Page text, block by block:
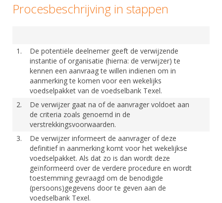
Procesbeschrijving in stappen
1.
De potentiële deelnemer geeft de verwijzende
instantie of organisatie (hierna: de verwijzer) te
kennen een aanvraag te willen indienen om in
aanmerking te komen voor een wekelijks
voedselpakket van de voedselbank Texel.
2.
De verwijzer gaat na of de aanvrager voldoet aan
de criteria zoals genoemd in de
verstrekkingsvoorwaarden.
3.
De verwijzer informeert de aanvrager of deze
definitief in aanmerking komt voor het wekelijkse
voedselpakket. Als dat zo is dan wordt deze
geïnformeerd over de verdere procedure en wordt
toestemming gevraagd om de benodigde
(persoons)gegevens door te geven aan de
voedselbank Texel.